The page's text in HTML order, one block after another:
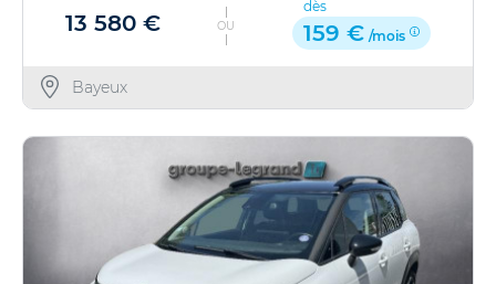
13 580 € OU
dès
159 € /mois
Bayeux